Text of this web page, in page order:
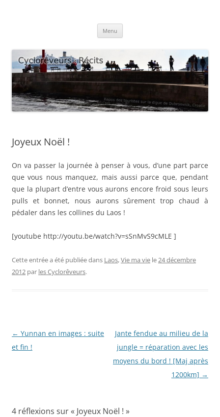
Menu
Joyeux Noël !
On va passer la journée à penser à vous, d’une part parce
que vous nous manquez, mais aussi parce que, pendant
que la plupart d’entre vous aurons encore froid sous leurs
pulls et bonnet, nous aurons sûrement trop chaud à
pédaler dans les collines du Laos !
[youtube http://youtu.be/watch?v=sSnMvS9cMLE ]
Cette entrée a été publiée dans Laos,Vie ma vie le24 décembre
2012 par les Cyclorêveurs.
Navigation
des
← Yunnan en images : suite
et fin !
Jante fendue au milieu de la
jungle = réparation avec les
moyens du bord ! [Maj après
1200km] →
4 réflexions sur « Joyeux Noël ! »